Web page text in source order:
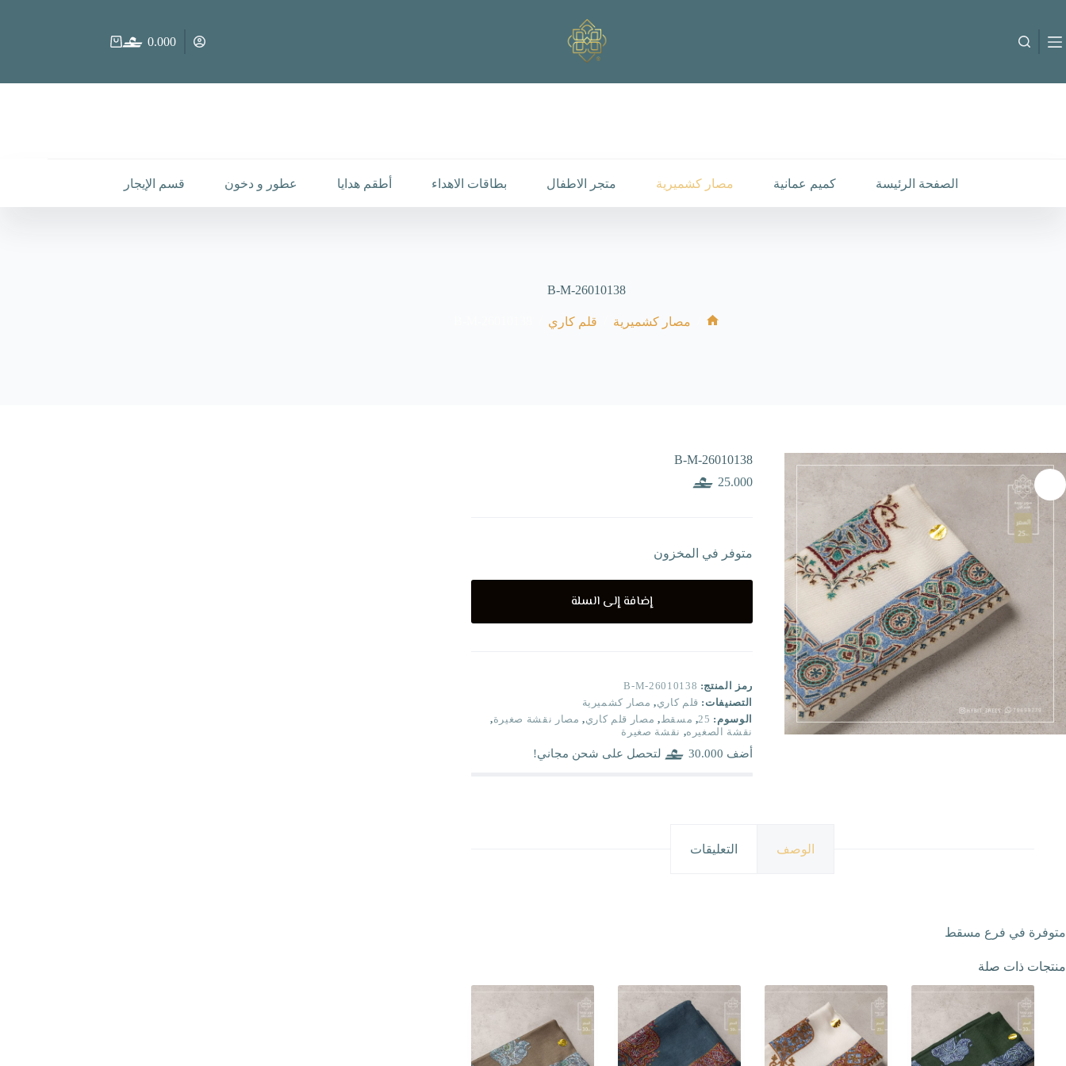
المحتوىB-M-26010138
عربة
0.000
الصفحة الرئيسة كميم عمانية مصار كشميرية متجر الاطفال بطاقات الاهداء أطقم هدايا عطور و دخون قسم الإيجار
B-M-26010138
مصار كشميرية قلم كاري
B-M-26010138
25.000
متوفر في المخزون
إضافة إلى السلة
رمز المنتج: B-M-26010138
التصنيفات: قلم كاري, مصار كشميرية
الوسوم: 25
, مسقط, مصار قلم كاري, مصار نقشة صغيرة,
نقشة الصغيره, نقشة صغيرة
أضف 30.000 لتحصل على شحن مجاني!
الوصف التعليقات
متوفرة في فرع مسقط
منتجات ذات صلة